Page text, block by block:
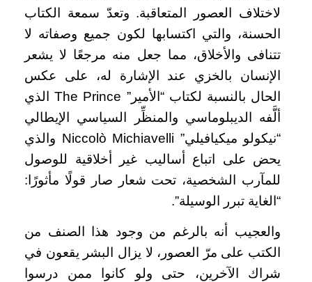
لاختلاف العصور المتعاقبة. وتعدّ سمعة الكتاب
الحسنة، والتي اكتسابها لكون جميع وصفاته لا
تتنافى والأخلاق، مما جعل منه مرجعًا لا يشعر
الإنسان بالخزي عند الإشارة له، على عكس
الحال بالنسبة لكتاب “الأمير” The Prince الذي
ألَّفه الديبلوماسي والمنظِّر السياسي الإيطالي
“نيكولو ميكيافيلي” Niccolò Michiavelli والذي
يحض على اتباع أساليب غير أخلاقية للوصول
للمآرب الشخصية، تحت شعار صار قولًا مأثورًا:
“الغاية تبرر الوسيلة”.
والعجيب أنه بالرغم من وجود هذا الصنف من
الكتب على مرّ العصور، لا يزال البشر يقعون في
شراك الآخرين، حتى ولو كانوا ممن درسوا